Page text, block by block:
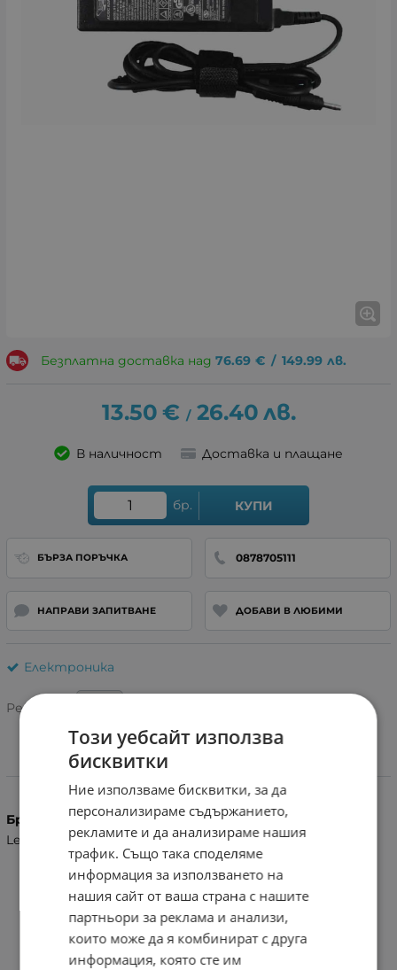
Безплатна доставка над 76.69 € / 149.99 лв.
13.50 € / 26.40 лв.
В наличност Доставка и плащане
бр. КУПИ
БЪРЗА ПОРЪЧКА 0878705111
НАПРАВИ ЗАПИТВАНЕ ДОБАВИ В ЛЮБИМИ
Електроника
Рейтинг:
Бранд
Lenovo
Този уебсайт използва
бисквитки
Ние използваме бисквитки, за да
персонализираме съдържанието,
рекламите и да анализираме нашия
трафик. Също така споделяме
информация за използването на
нашия сайт от ваша страна с нашите
партньори за реклама и анализи,
които може да я комбинират с друга
информация, която сте им